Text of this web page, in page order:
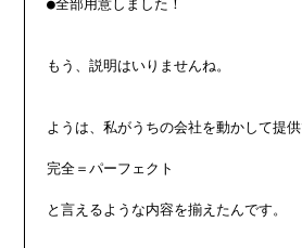
●全部用意しました！
もう、説明はいりませんね。
ようは、私がうちの会社を動かして提
完全＝パーフェクト
と言えるような内容を揃えたんです。